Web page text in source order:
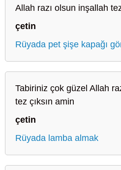
Allah razı olsun inşallah tez
çetin
Rüyada pet şişe kapağı
Tabiriniz çok güzel Allah
tez çıksın amin
çetin
Rüyada lamba almak